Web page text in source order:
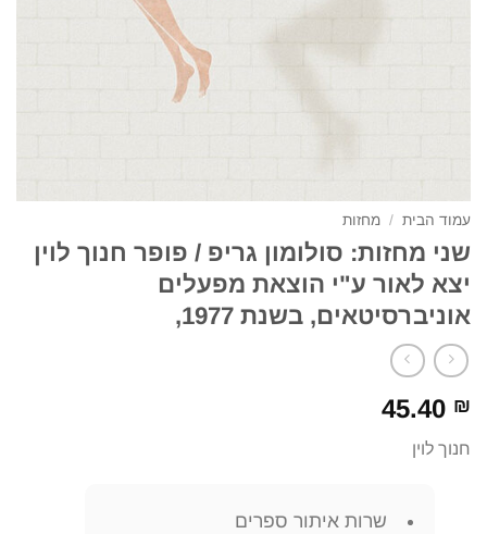
עמוד הבית / מחזות
שני מחזות: סולומון גריפ / פופר חנוך לוין
יצא לאור ע"י הוצאת מפעלים
אוניברסיטאים, בשנת 1977,
45.40 ₪
חנוך לוין
שרות איתור ספרים